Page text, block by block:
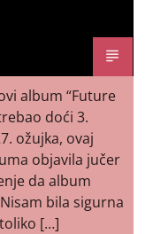
album “Future
doći 3.
ožujka, ovaj
objavila jučer
da album
bila sigurna
[…]